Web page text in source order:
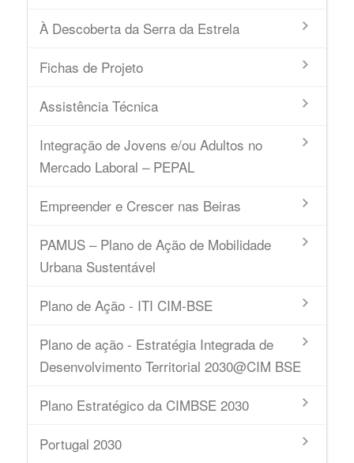
À Descoberta da Serra da Estrela
Fichas de Projeto
Assistência Técnica
Integração de Jovens e/ou Adultos no
Mercado Laboral – PEPAL
Empreender e Crescer nas Beiras
PAMUS – Plano de Ação de Mobilidade
Urbana Sustentável
Plano de Ação - ITI CIM-BSE
Plano de ação - Estratégia Integrada de
Desenvolvimento Territorial 2030@CIM BSE
Plano Estratégico da CIMBSE 2030
Portugal 2030